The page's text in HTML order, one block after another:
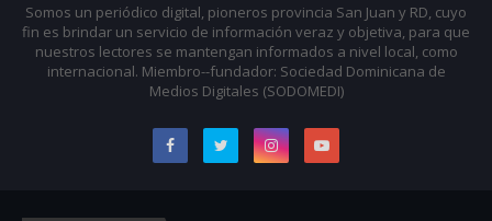
Somos un periódico digital, pioneros provincia San Juan y RD, cuyo
fin es brindar un servicio de información veraz y objetiva, para que
nuestros lectores se mantengan informados a nivel local, como
internacional. Miembro--fundador: Sociedad Dominicana de
Medios Digitales (SODOMEDI)